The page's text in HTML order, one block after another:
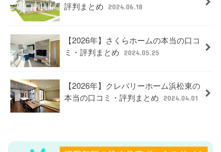
評判まとめ
2024.06.18
【2026年】さくらホームの本当の口コ
ミ・評判まとめ
2024.05.25
【2026年】クレバリーホーム浜松東の
本当の口コミ・評判まとめ
2024.04.01